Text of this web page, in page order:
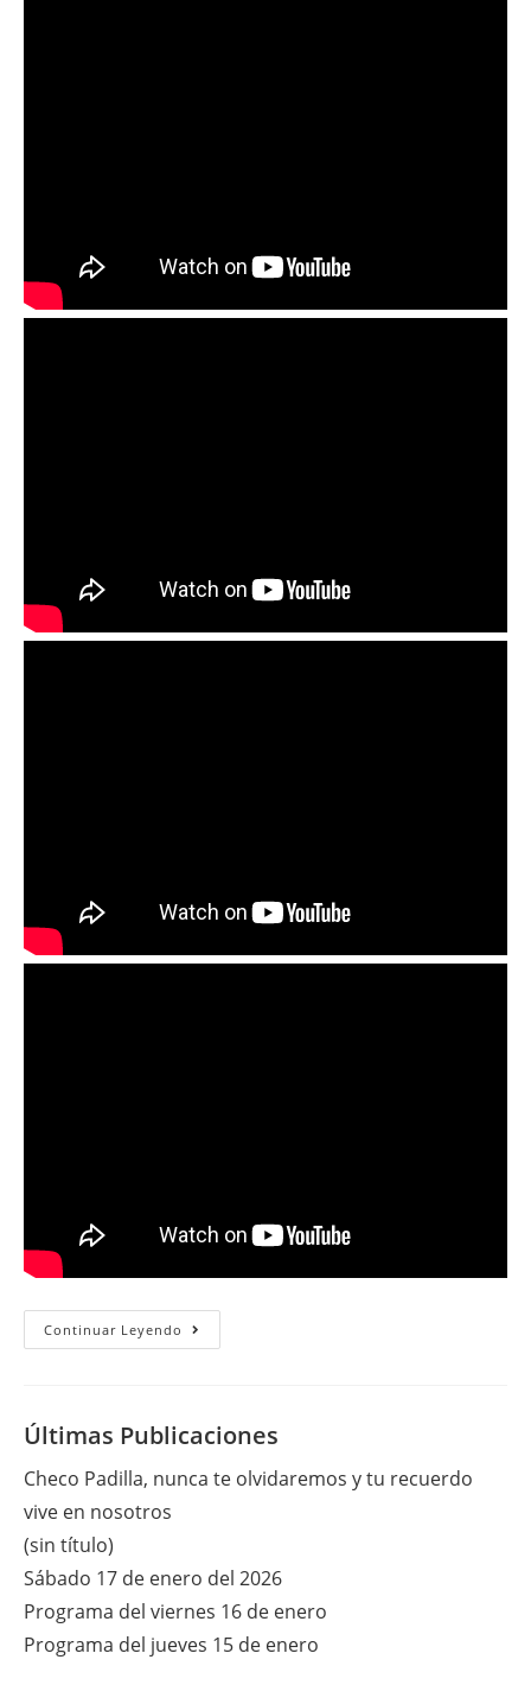
Continuar Leyendo Martes
22
Últimas Publicaciones
Checo Padilla, nunca te olvidaremos y tu recuerdo
vive en nosotros
(sin título)
Sábado 17 de enero del 2026
Programa del viernes 16 de enero
Programa del jueves 15 de enero